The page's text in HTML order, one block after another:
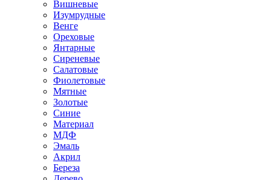
Вишневые
Изумрудные
Венге
Ореховые
Янтарные
Сиреневые
Салатовые
Фиолетовые
Мятные
Золотые
Синие
Материал
МДФ
Эмаль
Акрил
Береза